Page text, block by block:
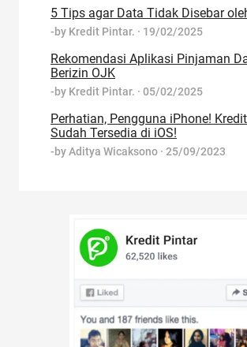
5 Tips agar Data Tidak Disebar
-by Kredit Pintar. · 19/02/2025
Rekomendasi Aplikasi Pinjaman
Berizin OJK
-by Kredit Pintar. · 05/02/2025
Perhatian, Pengguna iPhone!
Sudah Tersedia di iOS!
-byAditya Wicaksono · 25/09/2023